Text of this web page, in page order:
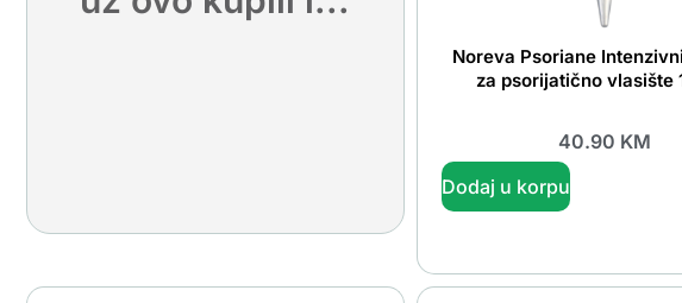
Noreva Psoriane
za psorijatično vlasište
40.90 KM
Dodaj u korpu